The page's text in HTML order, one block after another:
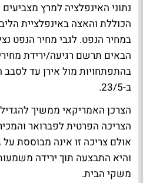
נתוני האינפלציה למרץ
הכוללת והאצה באינפלציית
במחיר הנפט. לגבי מחיר הנפט
הבאים תרשם רגיעה/ירידת
בהתפתחויות מול אירן עד
ב-23/5.
הצרכן האמריקאי ממשיך
הצריכה הפרטית לפברואר
אולם צריכה זו אינה מבוססת
והיא התבצעה תוך ירידה
משקי הבית.